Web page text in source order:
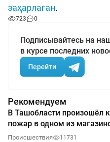
заҳарлаган.
723 0
Подписывайтесь на
в курсе последних
Перейти
Рекомендуем
В Ташобласти произошёл
пожар в одном из
Происшествия 11731